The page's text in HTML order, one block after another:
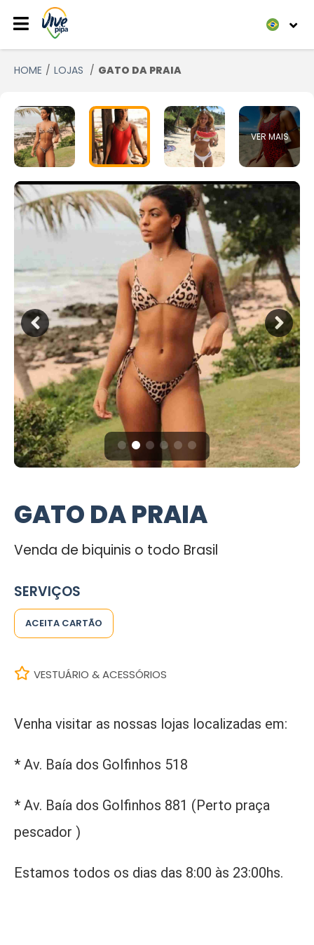
HOME LOJAS GATO DA PRAIA
VER MAIS
GATO DA PRAIA
Venda de biquinis o todo Brasil
SERVIÇOS
ACEITA CARTÃO
VESTUÁRIO & ACESSÓRIOS
Venha visitar as nossas lojas localizadas em:
* Av. Baía dos Golfinhos 518
* Av. Baía dos Golfinhos 881 (Perto praça
pescador )
Estamos todos os dias das 8:00 às 23:00hs.